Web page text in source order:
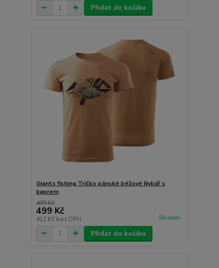
Přidat do košíku
Giants fishing Tričko pánské béžové Rybář s
kaprem
499 Kč
499 Kč
412 Kč bez DPH Skladem
Přidat do košíku